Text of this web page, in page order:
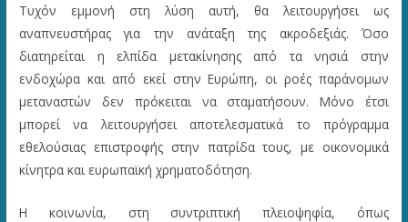
Τυχόν εμμονή στη λύση αυτή, θα λειτουργήσει ως
αναπνευστήρας για την ανάταξη της ακροδεξιάς. Όσο
διατηρείται η ελπίδα μετακίνησης από τα νησιά στην
ενδοχώρα και από εκεί στην Ευρώπη, οι ροές παράνομων
μεταναστών δεν πρόκειται να σταματήσουν. Μόνο έτσι
μπορεί να λειτουργήσει αποτελεσματικά το πρόγραμμα
εθελούσιας επιστροφής στην πατρίδα τους, με οικονομικά
κίνητρα και ευρωπαϊκή χρηματοδότηση.
Η κοινωνία, στη συντριπτική πλειοψηφία, όπως